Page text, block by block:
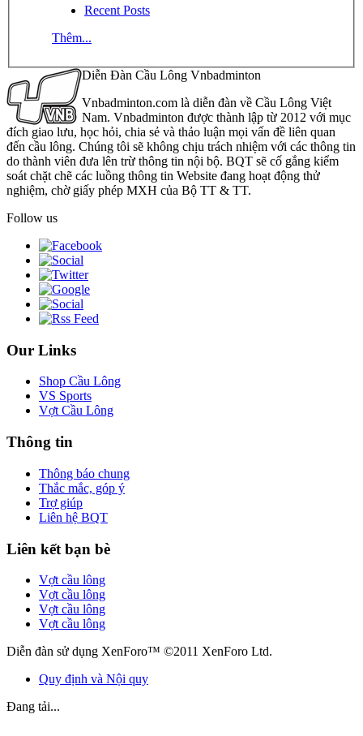
Recent Posts
Thêm...
Diễn Đàn Cầu Lông Vnbadminton
Vnbadminton.com là diễn đàn về Cầu Lông Việt
Nam. Vnbadminton được thành lập từ 2012 với mục
đích giao lưu, học hỏi, chia sẻ và thảo luận mọi vấn đề liên quan
đến cầu lông. Chúng tôi sẽ không chịu trách nhiệm với các thông tin
do thành viên đưa lên trừ thông tin nội bộ. BQT sẽ cố gắng kiểm
soát chặt chẽ các luồng thông tin Website đang hoạt động thử
nghiệm, chờ giấy phép MXH của Bộ TT & TT.
Follow us
Our Links
Shop Cầu Lông
VS Sports
Vợt Cầu Lông
Thông tin
Thông báo chung
Thắc mắc, góp ý
Trợ giúp
Liên hệ BQT
Liên kết bạn bè
Vợt cầu lông
Vợt cầu lông
Vợt cầu lông
Vợt cầu lông
Diễn đàn sử dụng XenForo™ ©2011 XenForo Ltd.
Quy định và Nội quy
Đang tải...